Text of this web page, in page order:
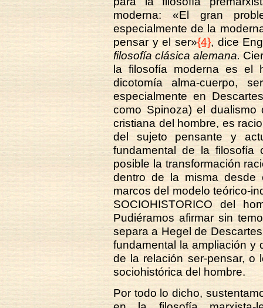
moderna: «El gran
especialmente de la
pensar y el ser»{4}, dice
filosofía clásica alemana.
la filosofía moderna es el
dicotomía alma-cuerpo,
especialmente en
como Spinoza) el
cristiana del hombre, es
del sujeto pensante y
fundamental de la filosofía
posible la transformación
dentro de la misma desde
marcos del modelo teórico-
SOCIOHISTORICO del
Pudiéramos afirmar sin
separa a Hegel de
fundamental la ampliación y
de la relación ser-pensar, o
sociohistórica del hombre.
Por todo lo dicho,